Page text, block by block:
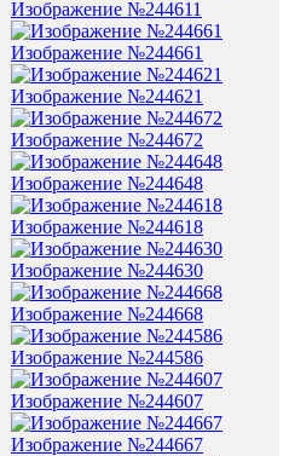
Изображение №244611
Изображение №244661
Изображение №244621
Изображение №244672
Изображение №244648
Изображение №244618
Изображение №244630
Изображение №244668
Изображение №244586
Изображение №244607
Изображение №244667